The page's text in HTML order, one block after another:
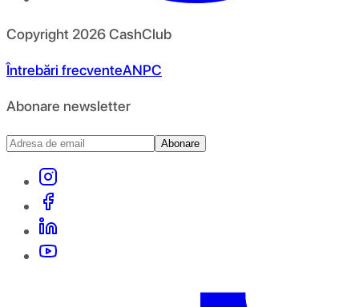
Copyright 2026CashClub
Întrebări frecventeANPC
Abonare newsletter
Abonare